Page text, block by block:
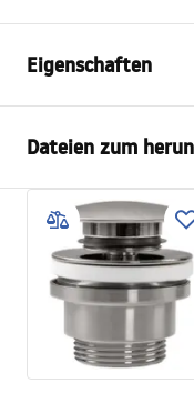
Eigenschaften
Material
Farbe
Fertigstellung
Länge
Breite
Höhe
Dateien zum
Anweisungen
Basin.pdf